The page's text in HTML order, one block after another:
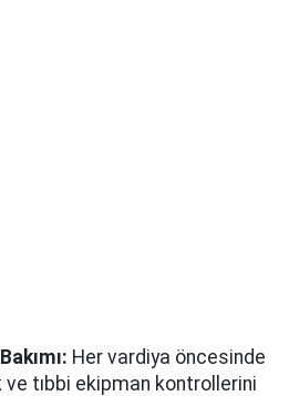
Her vardiya öncesinde
ve tıbbi ekipman kontrollerini